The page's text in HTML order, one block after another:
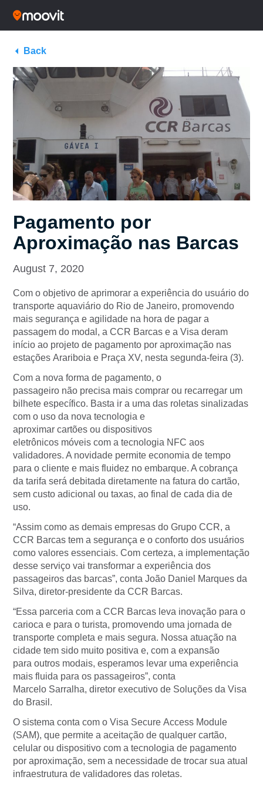
Back
Pagamento por
Aproximação nas Barcas
August 7, 2020
Com o objetivo de aprimorar a experiência do usuário do
transporte aquaviário do Rio de Janeiro, promovendo
mais segurança e agilidade na hora de pagar a
passagem do modal, a CCR Barcas e a Visa deram
início ao projeto de pagamento por aproximação nas
estações Arariboia e Praça XV, nesta segunda-feira (3).
Com a nova forma de pagamento, o
passageiro não precisa mais comprar ou recarregar um
bilhete específico. Basta ir a uma das roletas sinalizadas
com o uso da nova tecnologia e
aproximar cartões ou dispositivos
eletrônicos móveis com a tecnologia NFC aos
validadores. A novidade permite economia de tempo
para o cliente e mais fluidez no embarque. A cobrança
da tarifa será debitada diretamente na fatura do cartão,
sem custo adicional ou taxas, ao final de cada dia de
uso.
“Assim como as demais empresas do Grupo CCR, a
CCR Barcas tem a segurança e o conforto dos usuários
como valores essenciais. Com certeza, a implementação
desse serviço vai transformar a experiência dos
passageiros das barcas”, conta João Daniel Marques da
Silva, diretor-presidente da CCR Barcas.
“Essa parceria com a CCR Barcas leva inovação para o
carioca e para o turista, promovendo uma jornada de
transporte completa e mais segura. Nossa atuação na
cidade tem sido muito positiva e, com a expansão
para outros modais, esperamos levar uma experiência
mais fluida para os passageiros”, conta
Marcelo Sarralha, diretor executivo de Soluções da Visa
do Brasil.
O sistema conta com o Visa Secure Access Module
(SAM), que permite a aceitação de qualquer cartão,
celular ou dispositivo com a tecnologia de pagamento
por aproximação, sem a necessidade de trocar sua atual
infraestrutura de validadores das roletas.